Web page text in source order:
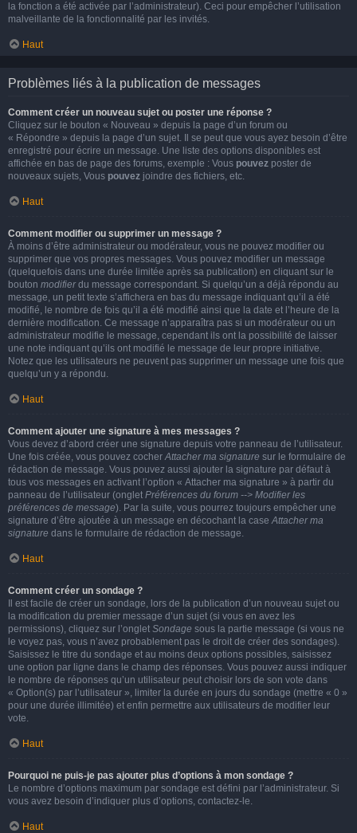
la fonction a été activée par l’administrateur). Ceci pour empêcher l’utilisation
malveillante de la fonctionnalité par les invités.
Haut
Problèmes liés à la publication de messages
Comment créer un nouveau sujet ou poster une réponse ?
Cliquez sur le bouton « Nouveau » depuis la page d’un forum ou
« Répondre » depuis la page d’un sujet. Il se peut que vous ayez besoin d’être
enregistré pour écrire un message. Une liste des options disponibles est
affichée en bas de page des forums, exemple : Vous pouvez poster de
nouveaux sujets, Vous pouvez joindre des fichiers, etc.
Haut
Comment modifier ou supprimer un message ?
À moins d’être administrateur ou modérateur, vous ne pouvez modifier ou
supprimer que vos propres messages. Vous pouvez modifier un message
(quelquefois dans une durée limitée après sa publication) en cliquant sur le
bouton modifierdu message correspondant. Si quelqu’un a déjà répondu au
message, un petit texte s’affichera en bas du message indiquant qu’il a été
modifié, le nombre de fois qu’il a été modifié ainsi que la date et l’heure de la
dernière modification. Ce message n’apparaîtra pas si un modérateur ou un
administrateur modifie le message, cependant ils ont la possibilité de laisser
une note indiquant qu’ils ont modifié le message de leur propre initiative.
Notez que les utilisateurs ne peuvent pas supprimer un message une fois que
quelqu’un y a répondu.
Haut
Comment ajouter une signature à mes messages ?
Vous devez d’abord créer une signature depuis votre panneau de l’utilisateur.
Une fois créée, vous pouvez cocherAttacher ma signature sur le formulaire de
rédaction de message. Vous pouvez aussi ajouter la signature par défaut à
tous vos messages en activant l’option « Attacher ma signature » à partir du
panneau de l’utilisateur (onglet Préférences du forum --> Modifier les
préférences de message). Par la suite, vous pourrez toujours empêcher une
signature d’être ajoutée à un message en décochant la caseAttacher ma
signature dans le formulaire de rédaction de message.
Haut
Comment créer un sondage ?
Il est facile de créer un sondage, lors de la publication d’un nouveau sujet ou
la modification du premier message d’un sujet (si vous en avez les
permissions), cliquez sur l’onglet Sondage sous la partie message (si vous ne
le voyez pas, vous n’avez probablement pas le droit de créer des sondages).
Saisissez le titre du sondage et au moins deux options possibles, saisissez
une option par ligne dans le champ des réponses. Vous pouvez aussi indiquer
le nombre de réponses qu’un utilisateur peut choisir lors de son vote dans
« Option(s) par l’utilisateur », limiter la durée en jours du sondage (mettre « 0 »
pour une durée illimitée) et enfin permettre aux utilisateurs de modifier leur
vote.
Haut
Pourquoi ne puis-je pas ajouter plus d’options à mon sondage ?
Le nombre d’options maximum par sondage est défini par l’administrateur. Si
vous avez besoin d’indiquer plus d’options, contactez-le.
Haut